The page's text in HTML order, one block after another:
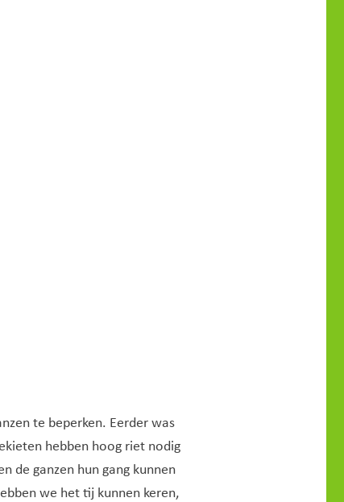
te beperken. Eerder was
hebben hoog riet nodig
de ganzen hun gang kunnen
we het tij kunnen keren,